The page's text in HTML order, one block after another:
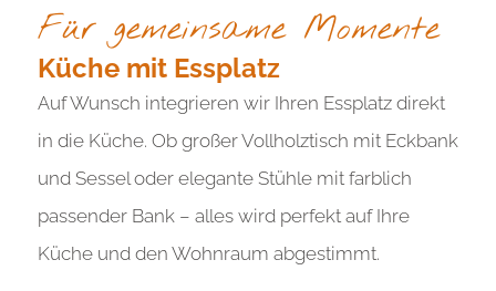
Für gemeinsame Momente
Küche mit Essplatz
Auf Wunsch integrieren wir Ihren Essplatz direkt
in die Küche. Ob großer Vollholztisch mit Eckbank
und Sessel oder elegante Stühle mit farblich
passender Bank – alles wird perfekt auf Ihre
Küche und den Wohnraum abgestimmt.